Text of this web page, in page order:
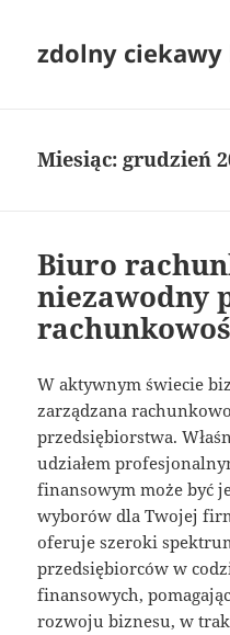
zdolny
Miesiąc: grudzień
Biuro
niezawodny
W aktywnym świecie
zarządzana
przedsiębiorstwa.
udziałem
finansowym może być
wyborów dla Twojej
oferuje szeroki
przedsiębiorców w
finansowych,
rozwoju biznesu, w